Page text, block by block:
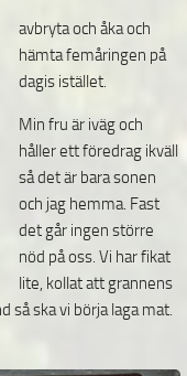
avbryta och åka och
hämta femåringen på
dagis istället.
Min fru är iväg och
håller ett föredrag ikväll
så det är bara sonen
och jag hemma. Fast
det går ingen större
nöd på oss. Vi har fikat
lite, kollat att grannens
så ska vi börja laga mat.